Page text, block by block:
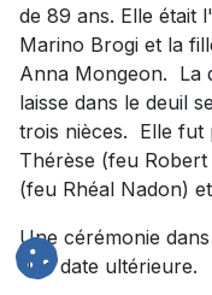
de 89 ans. Elle était
Marino Brogi et la
Anna Mongeon. La
laisse dans le deuil
trois nièces. Elle fut
Thérèse (feu
(feu Rhéal Nadon)
Une cérémonie
une date ultérieure.